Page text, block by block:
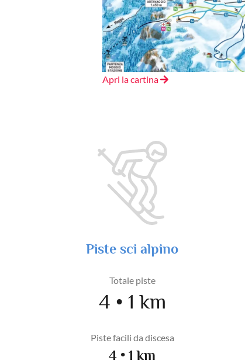
Apri la cartina
Piste sci alpino
Totale piste
4 • 1 km
Piste facili da discesa
4 • 1 km